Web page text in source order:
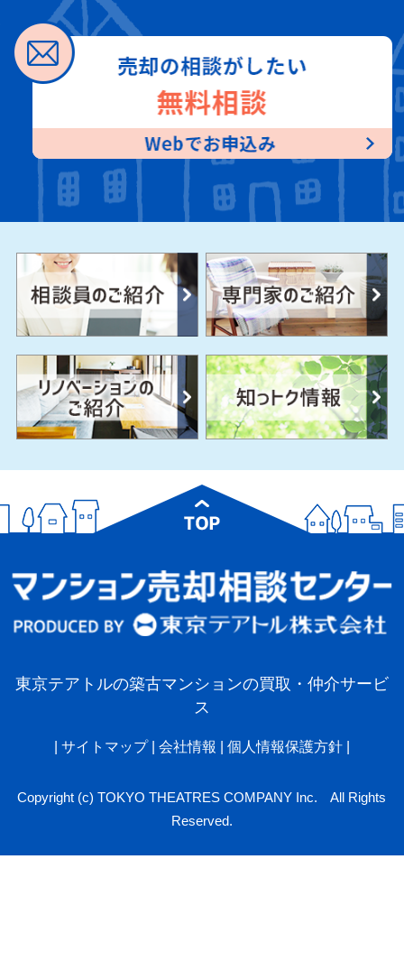
東京テアトルの築古マンションの買取・仲介サービ
ス
サイトマップ 会社情報 個人情報保護方針|
Copyright (c) TOKYO THEATRES COMPANY Inc. All Rights
Reserved.